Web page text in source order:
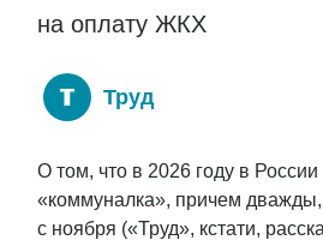
на оплату ЖКХ
Труд
О том, что в 2026 году в
«коммуналка», причем
с ноября («Труд», кстати,